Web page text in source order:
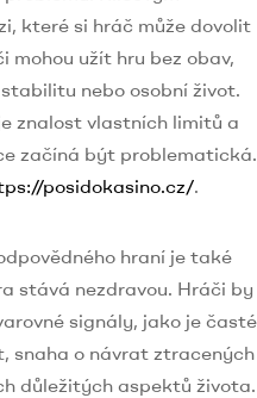
které si hráč může dovolit
užít hru bez obav,
nebo osobní život.
znalost vlastních limitů a
začíná být problematická.
posidokasino.cz/.
hraní je také
stává nezdravou. Hráči by
signály, jako je časté
snaha o návrat ztracených
důležitých aspektů života.